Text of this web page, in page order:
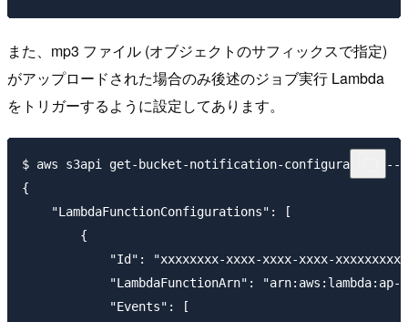
また、mp3 ファイル (オブジェクトのサフィックスで指定)
がアップロードされた場合のみ後述のジョブ実行 Lambda
をトリガーするように設定してあります。
$ aws s3api get-bucket-notification-configuration --
{
    "LambdaFunctionConfigurations": [
        {
"Id": "xxxxxxxx-xxxx-xxxx-xxxx-
"LambdaFunctionArn":
            "Events": [